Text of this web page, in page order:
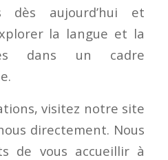
dès aujourd’hui et
la langue et la
dans un cadre
visitez notre site
directement. Nous
de vous accueillir à